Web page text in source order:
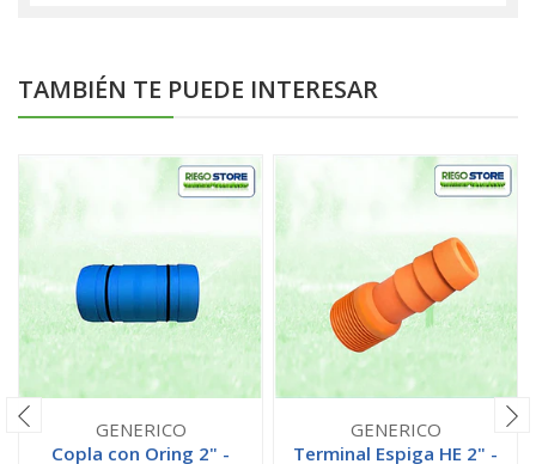
TAMBIÉN TE PUEDE INTERESAR
GENERICO
Copla con Oring 2" -
GENERICO
Terminal Espiga HE 2" -